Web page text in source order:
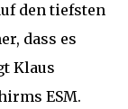
den tiefsten
dass es
Klaus
ESM.